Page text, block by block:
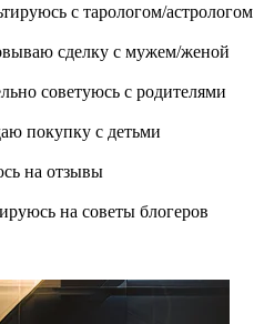
с тарологом/астрологом
сделку с мужем/женой
советуюсь с родителями
покупку с детьми
на отзывы
на советы блогеров